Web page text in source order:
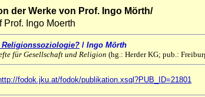
der Werke von Prof. Ingo Mörth/
Prof. Ingo Moerth
Religionssoziologie? / Ingo Mörth
für Gesellschaft und Religion (hg.: Herder KG; pub.:
fodok.jku.at/fodok/publikation.xsql?PUB_ID=21801